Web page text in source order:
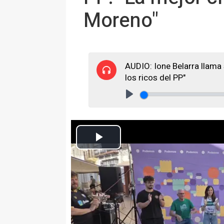
Moreno"
AUDIO: Ione Belarra
los ricos del PP"
La secretaria general de Podemos, Ione Belarra, en
Europa Press Andalucía
Actualizado: miércoles, 13 mayo 2026 22:34
EL CORONIL (SEVILLA), 13
La secretaria general de